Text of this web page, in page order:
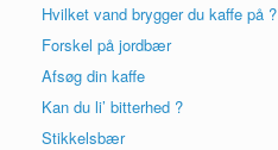
Hvilket vand brygger du kaffe på ?
Forskel på jordbær
Afsøg din kaffe
Kan du li’ bitterhed ?
Stikkelsbær